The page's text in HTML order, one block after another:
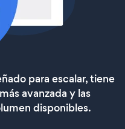
para escalar, tiene
avanzada y las
disponibles.